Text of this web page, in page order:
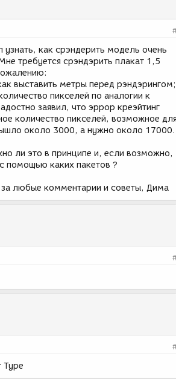
как срэндерить модель очень
требуется срэндэрить плакат 1,5
выставить метры перед рэндэрингом;
пикселей по аналогии к
заявил, что эррор креэйтинг
количество пикселей, возможное
около 3000, а нужно около 17000.
ли это в принципе и, если возможно,
помощью каких пакетов ?
за любые комментарии и советы, Дима
Type